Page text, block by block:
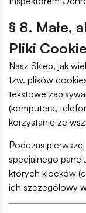
§ 8. Małe,
Pliki
Nasz Sklep, jak
tzw. plików
tekstowe
(komputera,
korzystanie ze
Podczas
specjalnego
których klocków
ich szczegółowy